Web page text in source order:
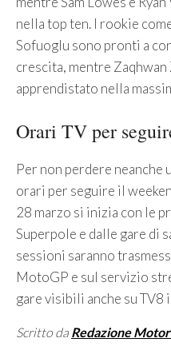
nella top ten. I rookie
Sofuoglu sono pronti a
crescita, mentre
apprendistato nella
Orari TV per
Per non perdere neanche
orari per seguire il
28 marzo si inizia con le
Superpole e dalle gare di
sessioni saranno
MotoGP e sul servizio
gare visibili anche su TV8
Scritto da Redazione